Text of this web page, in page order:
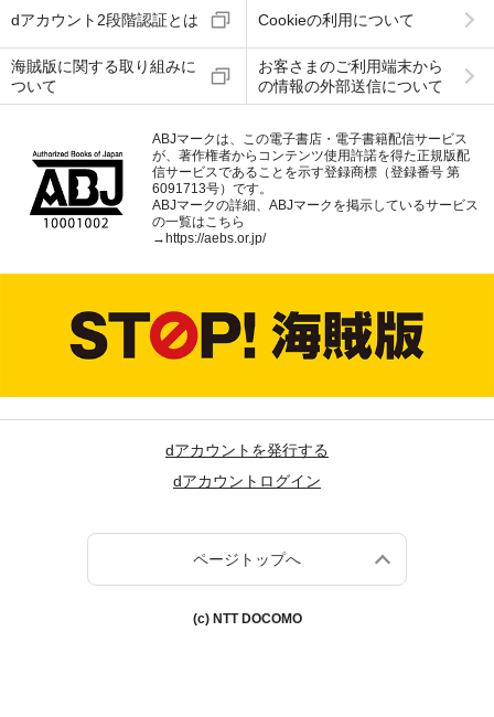
dアカウント2段階認証とは Cookieの利用について
海賊版に関する取り組みに
ついて
お客さまのご利用端末から
の情報の外部送信について
ABJマークは、この電子書店・電子書籍配信サービス
が、著作権者からコンテンツ使用許諾を得た正規版配
信サービスであることを示す登録商標（登録番号 第
6091713号）です。
ABJマークの詳細、ABJマークを掲示しているサービス
の一覧はこちら
→ https://aebs.or.jp/
dアカウントを発行する
dアカウントログイン
ページトップへ
(c) NTT DOCOMO